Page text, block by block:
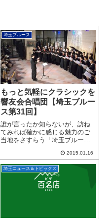
埼玉ブルース
もっと気軽にクラシックを
響友会合唱団【埼玉ブルー
ス第31回】
誰が言ったか知らないが、訪ね
てみれば確かに感じる魅力のご
当地をさすらう「埼玉ブルー
うございます。今年も「埼玉ブ
ルース」をよろしくお願い致し
ます。……と、もはや食傷気味
のご挨拶を申し上げたは...
2015.01.16
埼玉ニュース＆トピックス